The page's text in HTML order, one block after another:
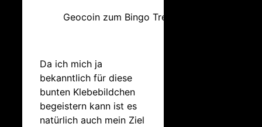
Geocoin zum Bingo Treasure
Da ich mich ja
bekanntlich für diese
bunten Klebebildchen
begeistern kann ist es
natürlich auch mein Ziel